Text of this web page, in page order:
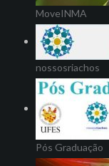
MoveINMA
nossosriachos
Pós Graduação